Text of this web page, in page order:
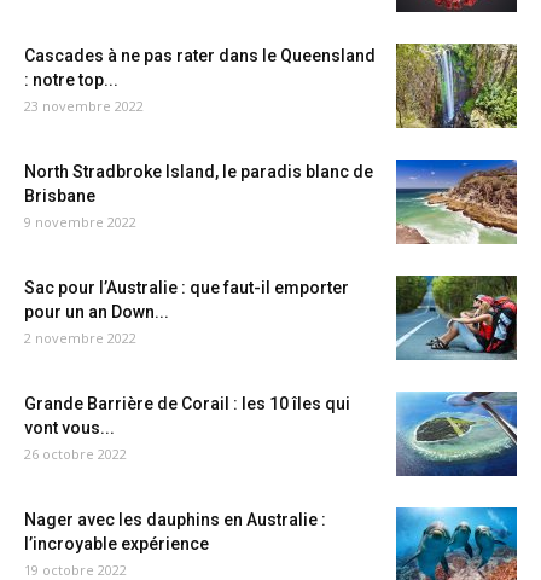
Cascades à ne pas rater dans le Queensland
: notre top...
23 novembre 2022
North Stradbroke Island, le paradis blanc de
Brisbane
9 novembre 2022
Sac pour l’Australie : que faut-il emporter
pour un an Down...
2 novembre 2022
Grande Barrière de Corail : les 10 îles qui
vont vous...
26 octobre 2022
Nager avec les dauphins en Australie :
l’incroyable expérience
19 octobre 2022